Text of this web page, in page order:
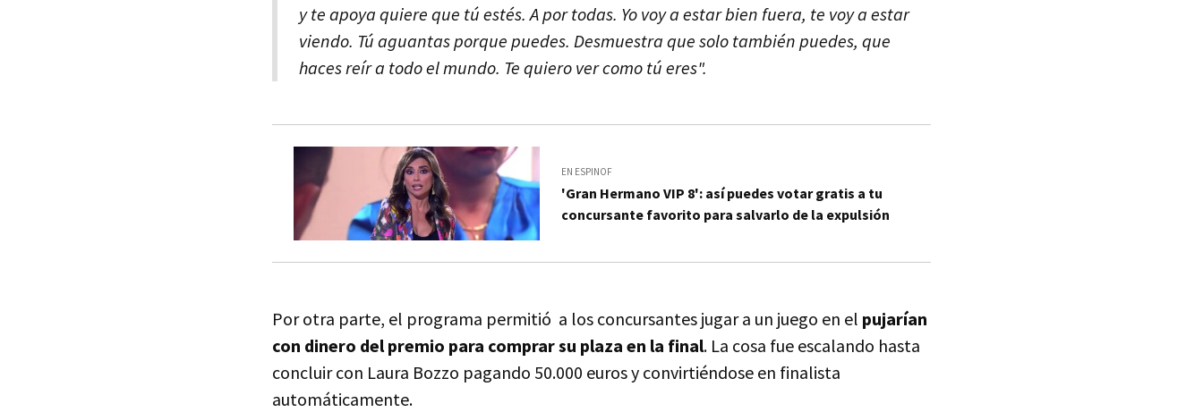
y te apoya quiere que tú estés. A por todas. Yo voy a estar bien fuera, te voy a estar
viendo. Tú aguantas porque puedes. Desmuestra que solo también puedes, que
haces reír a todo el mundo. Te quiero ver como tú eres".
EN ESPINOF
'Gran Hermano VIP 8': así puedes votar gratis a tu
concursante favorito para salvarlo de la expulsión
Por otra parte, el programa permitió a los concursantes jugar a un juego en el pujarían
con dinero del premio para comprar su plaza en la final. La cosa fue escalando hasta
concluir con Laura Bozzo pagando 50.000 euros y convirtiéndose en finalista
automáticamente.